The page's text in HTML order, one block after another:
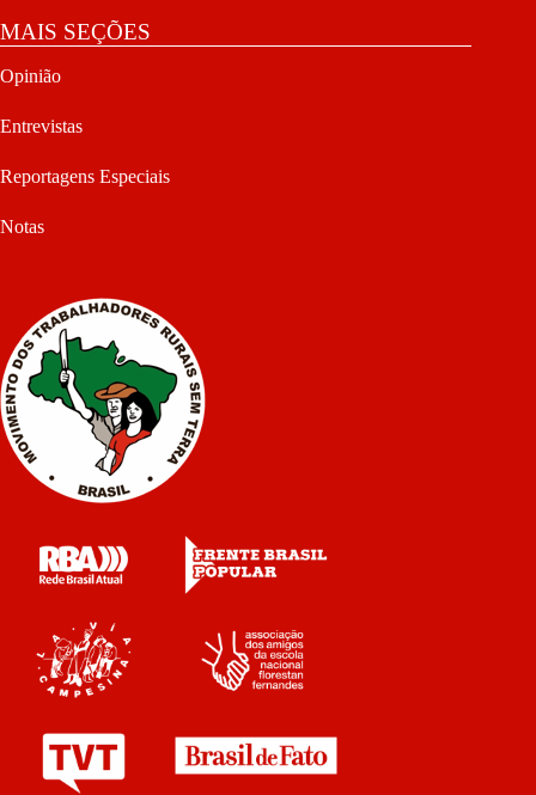
MAIS SEÇÕES
Opinião
Entrevistas
Reportagens Especiais
Notas